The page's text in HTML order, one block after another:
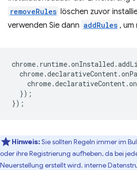
removeRules löschen zuvor
verwenden Sie dann addRules , um
chrome. runtime.onInstalled .
chrome.declarativeContent.
chrome.declarativeContent.
});
});
Hinweis:Sie sollten Regeln immer im
oder ihre Registrierung aufheben, da bei
Neuerstellung erstellt wird. interne